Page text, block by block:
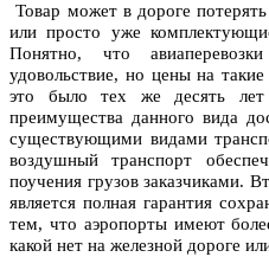
Товар может в дороге
или просто уже
Понятно, что
удовольствие, но цены на
это было тех же десять лет
преимущества данного вида
существующими видами
воздушный транспорт
поучения грузов заказчиками.
является полная гарантия
тем, что аэропорты имеют
какой нет на железной дороге